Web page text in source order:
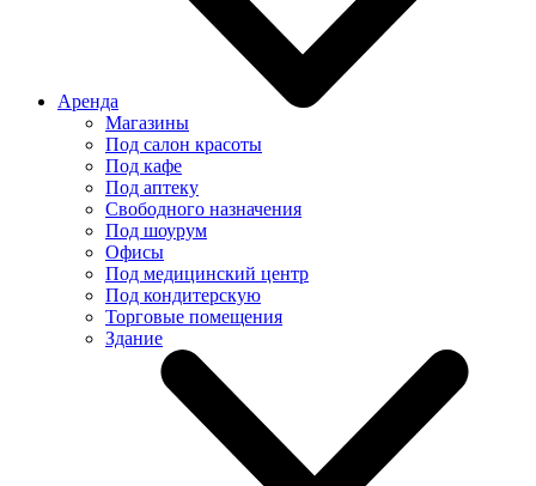
Аренда
Магазины
Под салон красоты
Под кафе
Под аптеку
Свободного назначения
Под шоурум
Офисы
Под медицинский центр
Под кондитерскую
Торговые помещения
Здание